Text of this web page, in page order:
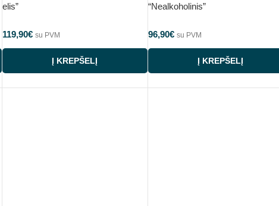
elis”
119,90€ su PVM
Į KREPŠELĮ
“Nealkoholinis”
96,90€ su PVM
Į KREPŠELĮ